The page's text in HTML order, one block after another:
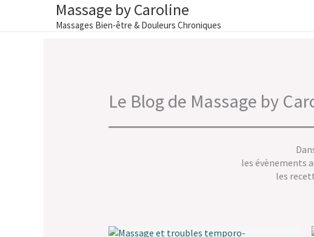
Massage by Caroline
Massages Bien-être & Douleurs Chroniques
Le Blog de Massage by
les évènements
les